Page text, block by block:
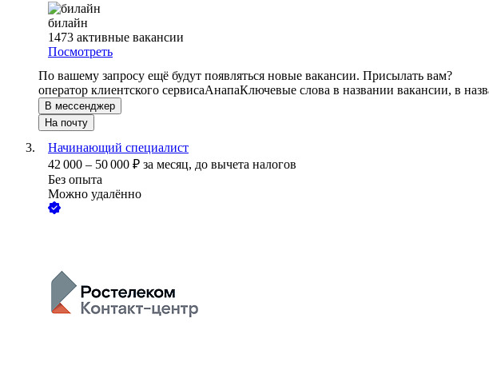
билайн
1473 активные вакансии
Посмотреть
По вашему запросу ещё будут появляться новые вакансии. Присылать вам?
оператор клиентского сервисаАнапаКлючевые слова в названии вакансии, в
В мессенджер
На почту
Начинающий специалист
42 000 – 50 000 ₽ за месяц, до вычета налогов
Без опыта
Можно удалённо